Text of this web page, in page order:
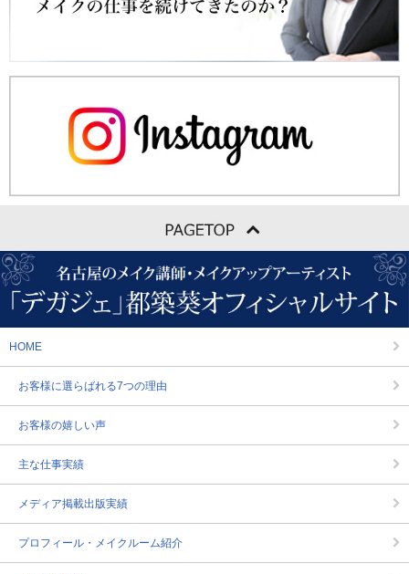
HOME
お客様に選らばれる7つの理由
お客様の嬉しい声
主な仕事実績
メディア掲載出版実績
プロフィール・メイクルーム紹介